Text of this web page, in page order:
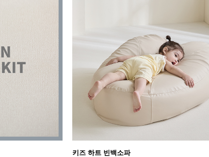
키즈 하트 빈백소파